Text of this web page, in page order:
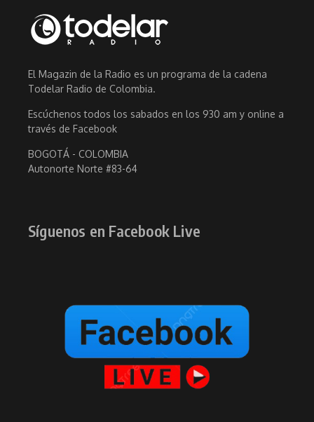
El Magazin de la Radio es un programa de la cadena
Todelar Radio de Colombia.
Escúchenos todos los sabados en los 930 am y online a
través de Facebook
BOGOTÁ - COLOMBIA
Autonorte Norte #83-64
Síguenos en Facebook Live